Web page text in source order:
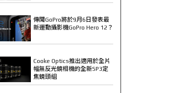
傳聞GoPro將於9月6日發表最
新運動攝影機GoPro Hero 12？
Cooke Optics推出適用於全片
幅無反光鏡相機的全新SP3定
焦鏡頭組